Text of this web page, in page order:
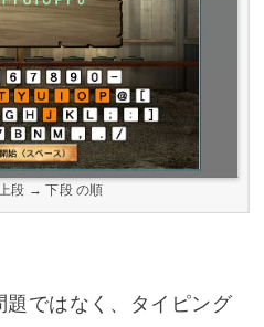
段 → 下段 の順
題ではなく、タイピング